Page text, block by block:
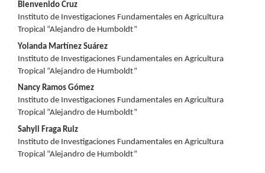
Bienvenido Cruz
Instituto de Investigaciones Fundamentales en Agricultura
Tropical “Alejandro de Humboldt”
Yolanda Martínez Suárez
Instituto de Investigaciones Fundamentales en Agricultura
Tropical “Alejandro de Humboldt”
Nancy Ramos Gómez
Instituto de Investigaciones Fundamentales en Agricultura
Tropical “Alejandro de Humboldt”
Sahyli Fraga Ruiz
Instituto de Investigaciones Fundamentales en Agricultura
Tropical “Alejandro de Humboldt”